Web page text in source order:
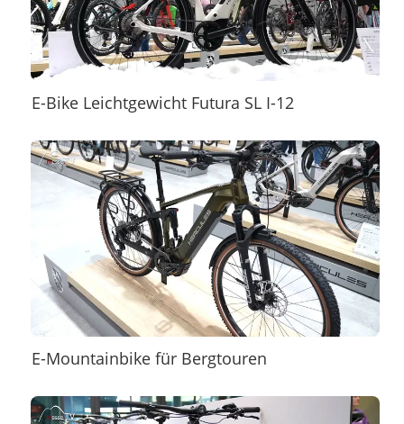
E-Bike Leichtgewicht Futura SL I-12
E-Mountainbike für Bergtouren